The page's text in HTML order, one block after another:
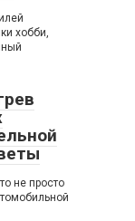
хобби,
не просто